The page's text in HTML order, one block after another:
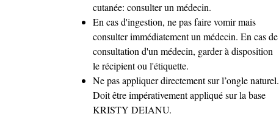
cutanée: consulter un médecin.
En cas d'ingestion, ne pas faire vomir mais
consulter immédiatement un médecin. En cas de
consultation d'un médecin, garder à disposition
le récipient ou l'étiquette.
Ne pas appliquer directement sur l’ongle naturel.
Doit être impérativement appliqué sur la base
KRISTY DEIANU.